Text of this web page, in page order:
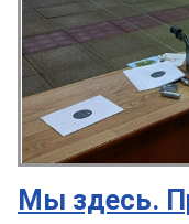
Мы здесь.